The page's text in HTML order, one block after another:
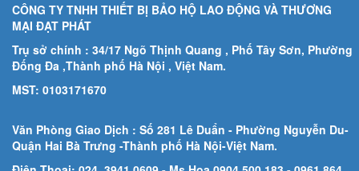
CÔNG TY TNHH THIẾT BỊ BẢO HỘ LAO ĐỘNG VÀ THƯƠNG
MẠI ĐẠT PHÁT
Trụ sở chính : 34/17 Ngõ Thịnh Quang , Phố Tây Sơn, Phường
Đống Đa ,Thành phố Hà Nội , Việt Nam.
MST: 0103171670
Văn Phòng Giao Dịch : Số 281 Lê Duẩn - Phường Nguyễn Du-
Quận Hai Bà Trưng -Thành phố Hà Nội-Việt Nam.